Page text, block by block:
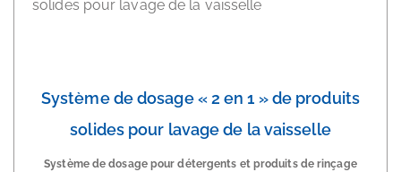
Système de dosage « 2 en 1 » de produits
solides pour lavage de la vaisselle
Système de dosage pour détergents et produits de rinçage